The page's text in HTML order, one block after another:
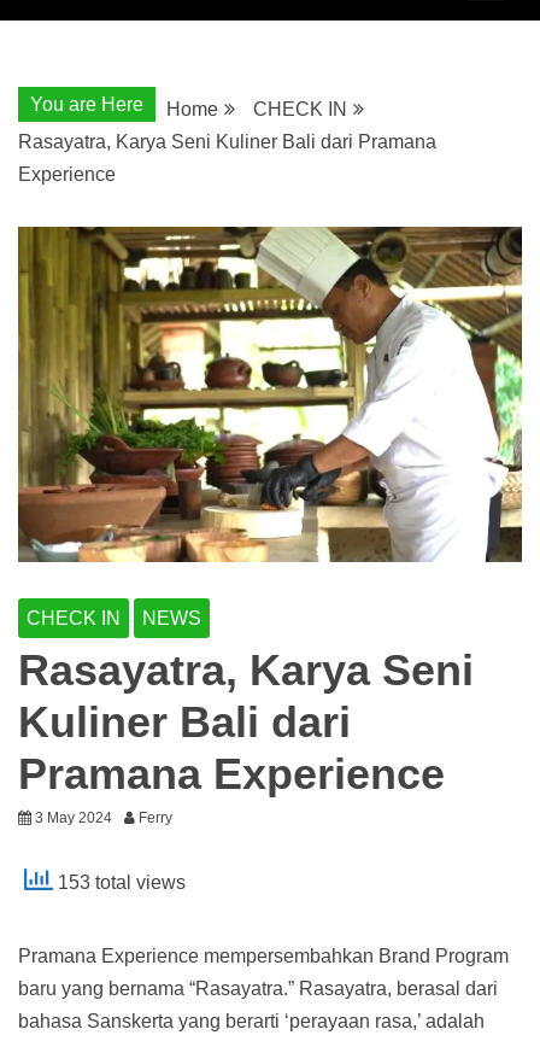
You are Here Home
CHECK IN
Rasayatra, Karya Seni Kuliner Bali dari Pramana
Experience
CHECK IN NEWS
Rasayatra, Karya Seni
Kuliner Bali dari
Pramana Experience
3 May 2024 Ferry
153 total views
Pramana Experience mempersembahkan Brand Program
baru yang bernama “Rasayatra.” Rasayatra, berasal dari
bahasa Sanskerta yang berarti ‘perayaan rasa,’ adalah